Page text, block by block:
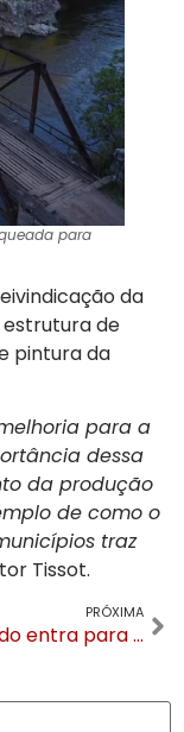
para
da
de
pintura da
para a
dessa
da produção
de como o
traz
Tissot.
PRÓXIMA
Gramado entra para lista de melhores destinos do mundo no Best of the Best Destinations 2024